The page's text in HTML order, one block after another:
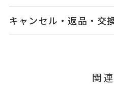
素材
K10イエ
石
ダイヤモ
がござい
せ。
ご注文およびご入金確
■お届け目安が「3営業
キャンセル・返品・交
ージの購入履歴一覧よ
関